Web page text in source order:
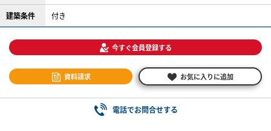
建築条件 付き
今すぐ会員登録する
資料請求 お気に入りに追加
電話でお問合せする